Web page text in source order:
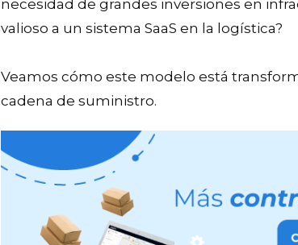
necesidad de grandes inversiones en
valioso a un sistema SaaS en la logística?
Veamos cómo este modelo está
cadena de suministro.